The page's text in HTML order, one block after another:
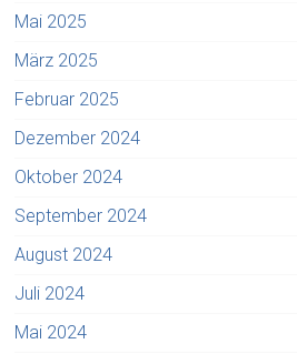
Mai 2025
März 2025
Februar 2025
Dezember 2024
Oktober 2024
September 2024
August 2024
Juli 2024
Mai 2024